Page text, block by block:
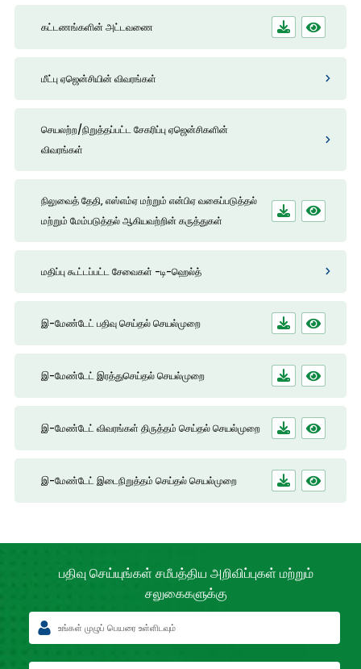
கட்டணங்களின் அட்டவணை
மீட்பு ஏஜென்சியின் விவரங்கள்
செயலற்ற/நிறுத்தப்பட்ட சேகரிப்பு ஏஜென்சிகளின்
விவரங்கள்
நிலுவைத் தேதி, எஸ்எம்ஏ மற்றும் என்பிஏ வகைப்படுத்தல்
மற்றும் மேம்படுத்தல் ஆகியவற்றின் கருத்துகள்
மதிப்பு கூட்டப்பட்ட சேவைகள் -டி-ஹெல்த்
இ-மேண்டேட் பதிவு செய்தல் செயல்முறை
இ-மேண்டேட் இரத்துசெய்தல் செயல்முறை
இ-மேண்டேட் விவரங்கள் திருத்தம் செய்தல் செயல்முறை
இ-மேண்டேட் இடைநிறுத்தம் செய்தல் செயல்முறை
பதிவு செய்யுங்கள் சமீபத்திய அறிவிப்புகள் மற்றும்
சலுகைகளுக்கு